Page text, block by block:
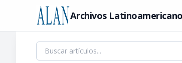
Archivos